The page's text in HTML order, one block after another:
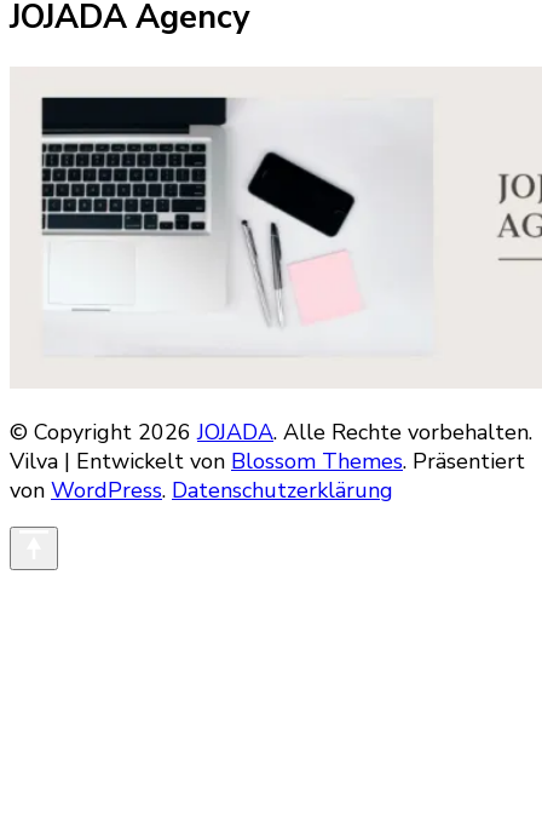
JOJADA Agency
© Copyright 2026JOJADA. Alle Rechte vorbehalten.
Vilva | Entwickelt von Blossom Themes. Präsentiert
von WordPress. Datenschutzerklärung